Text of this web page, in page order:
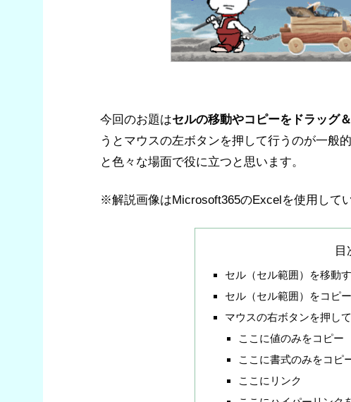
今回のお題はセルの移動やコピーをドラッグ
うとマウスの左ボタンを押して行うのが一般
と色々な場面で役に立つと思います。
※解説画像はMicrosoft365のExcelを使用して
目
セル（セル範囲）を移動
セル（セル範囲）をコピ
マウスの右ボタンを押し
ここに値のみをコピー
ここに書式のみをコピ
ここにリンク